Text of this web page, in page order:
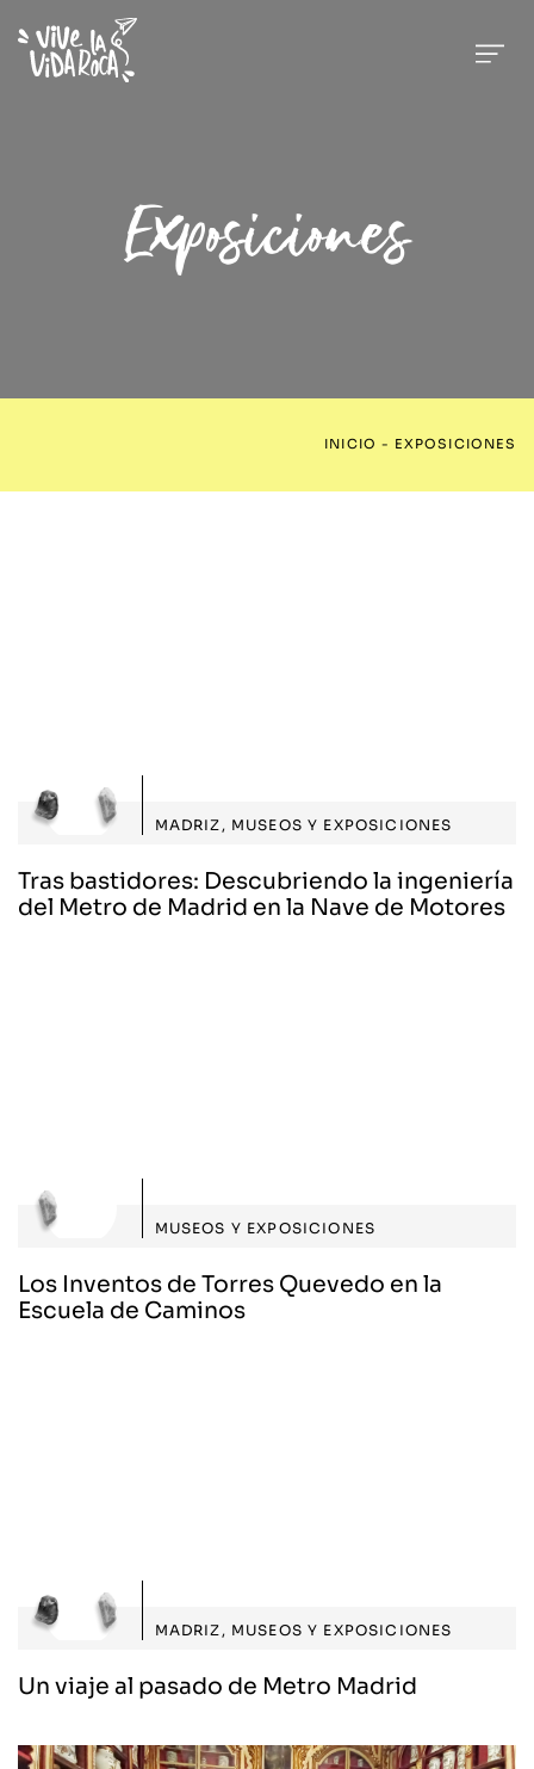
Exposiciones
INICIO - EXPOSICIONES
MADRIZ , MUSEOS Y EXPOSICIONES
Tras bastidores: Descubriendo la ingeniería
del Metro de Madrid en la Nave de Motores
MUSEOS Y EXPOSICIONES
Los Inventos de Torres Quevedo en la
Escuela de Caminos
MADRIZ , MUSEOS Y EXPOSICIONES
Un viaje al pasado de Metro Madrid